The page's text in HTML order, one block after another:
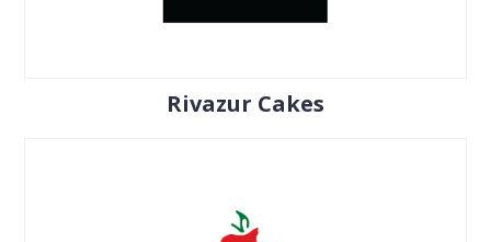
Rivazur Cakes